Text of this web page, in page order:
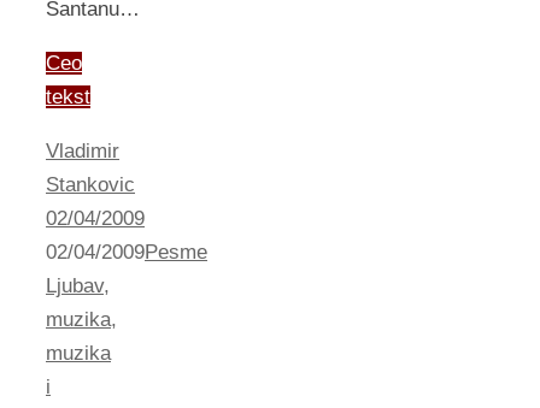
Santanu…
Ceo
tekst
Vladimir
Stankovic
02/04/2009
02/04/2009Pesme
Ljubav,
muzika,
muzika
i